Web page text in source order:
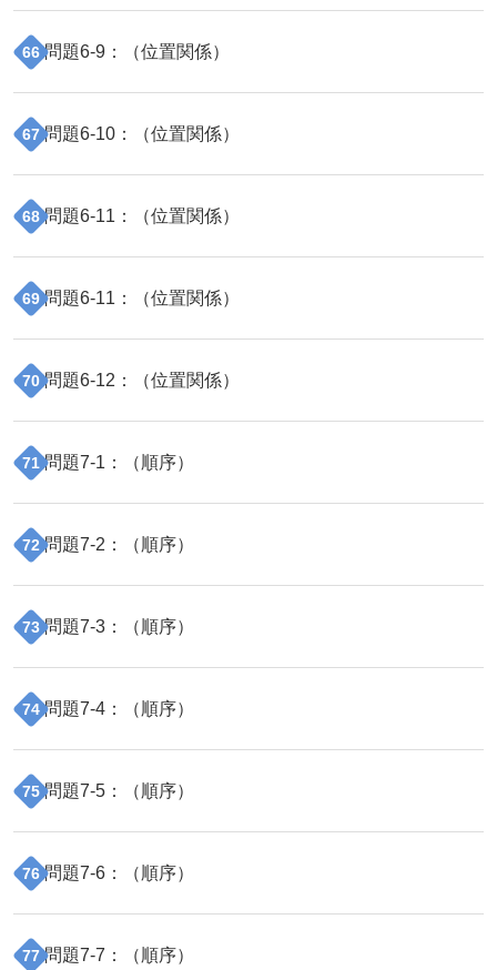
66 問題6-9 ：（位置関係）
67 問題6-10 ：（位置関係）
68 問題6-11 ：（位置関係）
69 問題6-11 ：（位置関係）
70 問題6-12 ：（位置関係）
71 問題7-1 ：（順序）
72 問題7-2 ：（順序）
73 問題7-3 ：（順序）
74 問題7-4 ：（順序）
75 問題7-5 ：（順序）
76 問題7-6 ：（順序）
77 問題7-7 ：（順序）